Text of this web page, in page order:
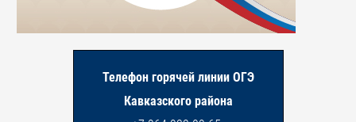
Телефон горячей линии ОГЭ
Кавказского района